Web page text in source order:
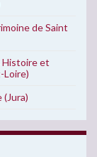
de Saint
Histoire et
Loire)